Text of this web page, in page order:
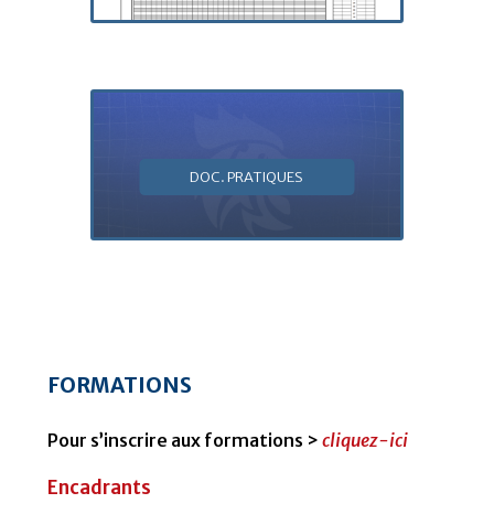
DOC. PRATIQUES
FORMATIONS
Pour s’inscrire aux formations > cliquez-ici
Encadrants